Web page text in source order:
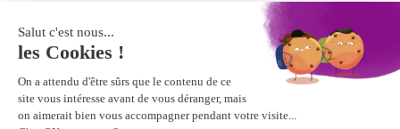
Vous disposez des droits suivants :
Droit d’être informé
Droit d’accès